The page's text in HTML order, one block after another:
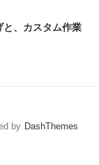
と、カスタム作業
by DashThemes